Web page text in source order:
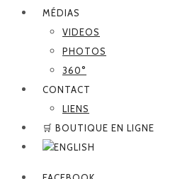
MÉDIAS
VIDEOS
PHOTOS
360°
CONTACT
LIENS
🛒 BOUTIQUE EN LIGNE